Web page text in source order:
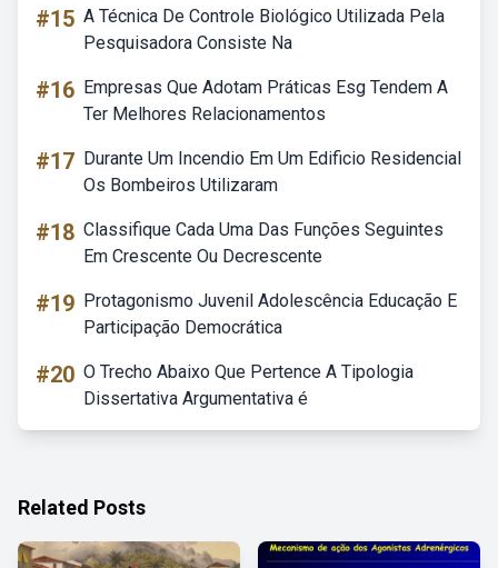
#15 A Técnica De Controle Biológico Utilizada Pela
Pesquisadora Consiste Na
#16 Empresas Que Adotam Práticas Esg Tendem A
Ter Melhores Relacionamentos
#17 Durante Um Incendio Em Um Edificio Residencial
Os Bombeiros Utilizaram
#18 Classifique Cada Uma Das Funções Seguintes
Em Crescente Ou Decrescente
#19 Protagonismo Juvenil Adolescência Educação E
Participação Democrática
#20 O Trecho Abaixo Que Pertence A Tipologia
Dissertativa Argumentativa é
Related Posts